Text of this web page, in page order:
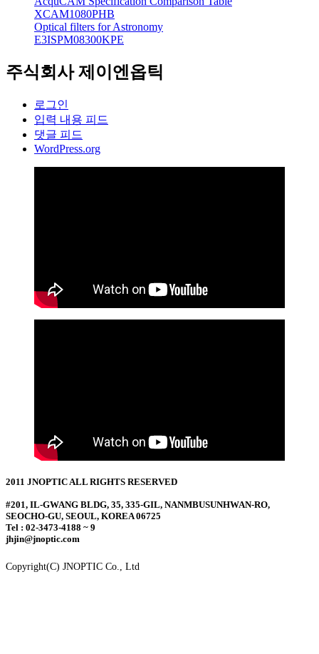
XCAM1080PHB
Optical filters for Astronomy
E3ISPM08300KPE
주식회사 제이엔옵틱
로그인
입력 내용 피드
댓글 피드
WordPress.org
2011 JNOPTIC ALL RIGHTS RESERVED
#201, IL-GWANG BLDG, 35, 335-GIL, NANMBUSUNHWAN-RO,
SEOCHO-GU, SEOUL, KOREA 06725
Tel : 02-3473-4188 ~ 9
jhjin@jnoptic.com